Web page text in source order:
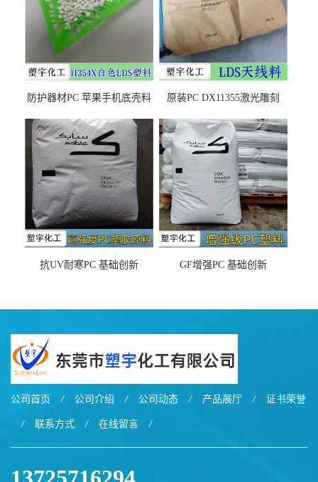
防护器材PC 苹果手机底壳料
之忧
原装PC DX11355激光雕刻
抗UV耐寒PC 基础创新
GF增强PC 基础创新
公司首页 / 公司介绍 / 公司动态 / 产品展厅 / 证书荣誉
/ 联系方式 / 在线留言 /